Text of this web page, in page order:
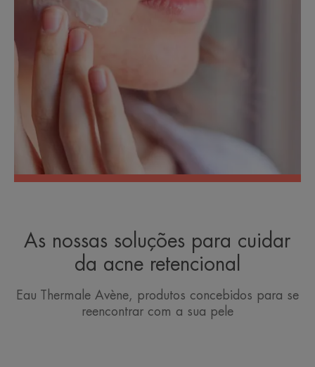
As nossas soluções para cuidar
da acne retencional
Eau Thermale Avène, produtos concebidos para se
reencontrar com a sua pele